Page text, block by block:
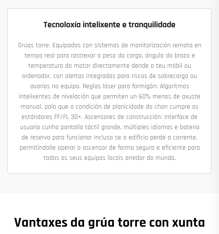
Tecnoloxía intelixente e tranquilidade
Grúas torre: Equipadas con sistemas de monitorización remota en
tempo real para rastrexar o peso da carga, ángulo do brazo e
temperatura do motor directamente dende o teu móbil ou
ordenador, con alertas integradas para riscos de sobrecarga ou
avarías no equipo. Reglas láser para formigón: Algoritmos
intelixentes de nivelación que permiten un 60% menos de axuste
manual, polo que a condición de planicidade do chan cumpre os
estándares FF/FL 30+. Ascensores de construcción: Interface de
usuario cunha pantalla táctil grande, múltiples idiomas e batería
de reserva para funcionar incluso se o edificio perde a corrente,
permitíndolle operar o ascensor de forma segura e eficiente para
todos os seus equipos locais arredor do mundo.
Vantaxes da grúa torre con xunta